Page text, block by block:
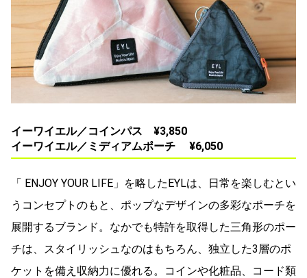
イーワイエル／コインパス ¥3,850
イーワイエル／ミディアムポーチ ¥6,050
「 ENJOY YOUR LIFE」を略したEYLは、日常を楽しむとい
うコンセプトのもと、ポップなデザインの多彩なポーチを
展開するブランド。なかでも特許を取得した三角形のポー
チは、スタイリッシュなのはもちろん、独立した3層のポ
ケットを備え収納力に優れる。コインや化粧品、コード類